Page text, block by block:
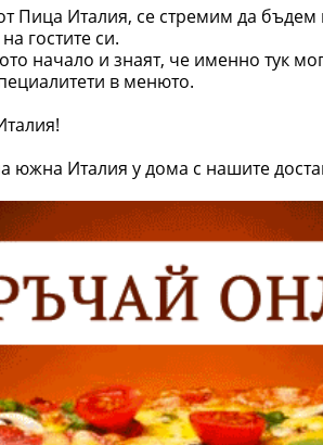
Пица Италия, се стремим да бъдем
гостите си.
начало и знаят, че именно тук
в менюто.
южна Италия у дома с нашите